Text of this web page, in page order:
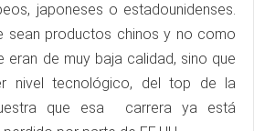
japoneses o estadounidenses.
sean productos chinos y no como
eran de muy baja calidad, sino que
nivel tecnológico, del top de la
que esa carrera ya está